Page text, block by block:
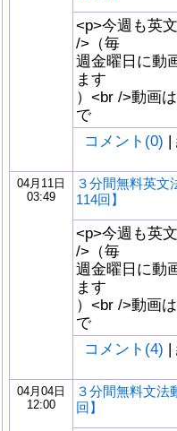
<p>今週も英
/>（毎
週金曜日に動
ます
）<br />動画
で
コメント(0) |
04月11日
03:49
３分間無料英文
114回】
<p>今週も英
/>（毎
週金曜日に動
ます
）<br />動画
で
コメント(4) |
04月04日
12:00
３分間無料文法
回】